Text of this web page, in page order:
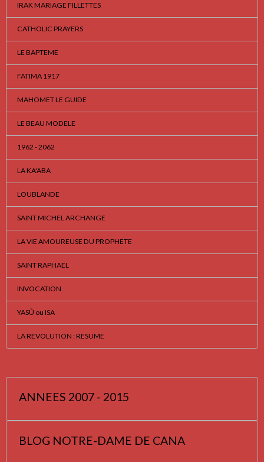
IRAK MARIAGE FILLETTES
CATHOLIC PRAYERS
LE BAPTEME
FATIMA 1917
MAHOMET LE GUIDE
LE BEAU MODELE
1962 - 2062
LA KA'ABA
LOUBLANDE
SAINT MICHEL ARCHANGE
LA VIE AMOUREUSE DU PROPHETE
SAINT RAPHAËL
INVOCATION
YASÛ ou ISA
LA REVOLUTION : RESUME
ANNEES 2007 - 2015
BLOG NOTRE-DAME DE CANA